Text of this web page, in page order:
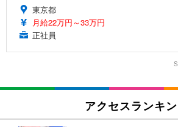
東京都
月給22万円～33万円
正社員
アクセスランキ